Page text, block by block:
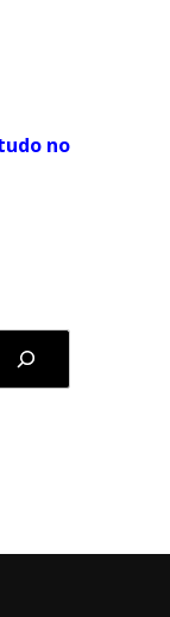
no